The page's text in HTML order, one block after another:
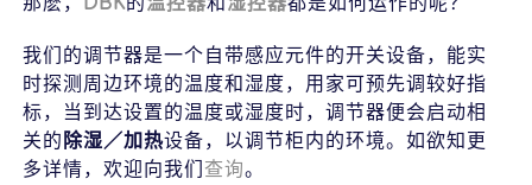
我们的调节器是一个自带感应元件的开关设备，能实
时探测周边环境的温度和湿度，用家可预先调较好指
标，当到达设置的温度或湿度时，调节器便会启动相
关的 除湿／加热设备，以调节柜内的环境。如欲知更
多详情，欢迎向我们 查询。